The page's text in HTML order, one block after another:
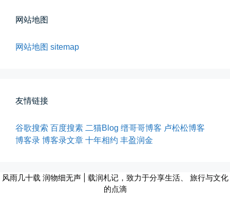
📅 05-04 12:35
晚上出门散步，抬头看月亮很圆，...
网站地图
网站地图 sitemap
友情链接
谷歌搜索 百度搜素 二猫Blog 缙哥哥博客 卢松松博客
博客录 博客录文章 十年相约 丰盈润金
风雨几十载 润物细无声 | 载润札记，致力于分享生活、 旅行与文化
的点滴